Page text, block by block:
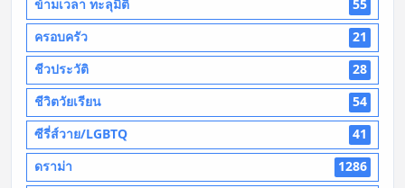
ข้ามเวลา ทะลุมิติ
55
ครอบครัว
21
ชีวประวัติ
28
ชีวิตวัยเรียน
54
ซีรี่ส์วาย/LGBTQ
41
ดราม่า
1286